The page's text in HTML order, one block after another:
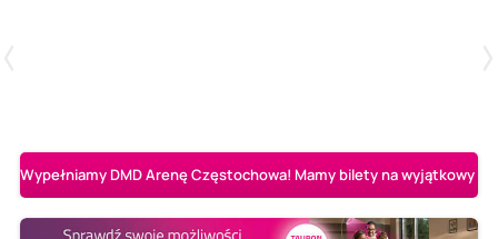
Wypełniamy DMD Arenę Częstochowa! Mamy bilety na wyjątkowy